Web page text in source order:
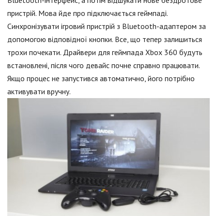
пристрій. Мова йде про підключається геймпаді.
Синхронізувати ігровий пристрій з Bluetooth-адаптером за
допомогою відповідної кнопки. Все, що тепер залишиться
трохи почекати. Драйвери для геймпада Xbox 360 будуть
встановлені, після чого девайс почне справно працювати.
Якщо процес не запустився автоматично, його потрібно
активувати вручну.